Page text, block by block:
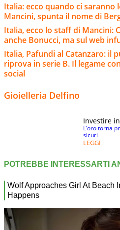
Italia: ecco quando ci saranno
Mancini, spunta il nome di
Italia, ecco lo staff di Mancini:
anche Bonucci, ma sul web
Italia, Pafundi al Catanzaro: il
riprova in serie B. Il legame
social
Gioielleria Delfino
Investire
L’oro torna
sicuri
LEGGI